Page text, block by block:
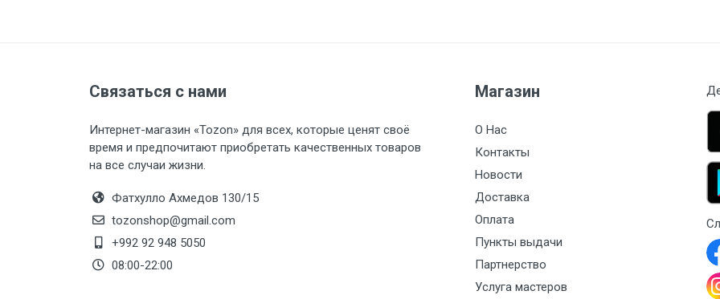
Связаться с нами
Интернет-магазин «Tozon» для всех, которые ценят своё
время и предпочитают приобретать качественных товаров
на все случаи жизни.
Фатхулло Ахмедов 130/15
tozonshop@gmail.com
+992 92 948 5050
08:00-22:00
Магазин
О Нас
Контакты
Новости
Доставка
Оплата
Пункты выдачи
Партнерство
Услуга мастеров